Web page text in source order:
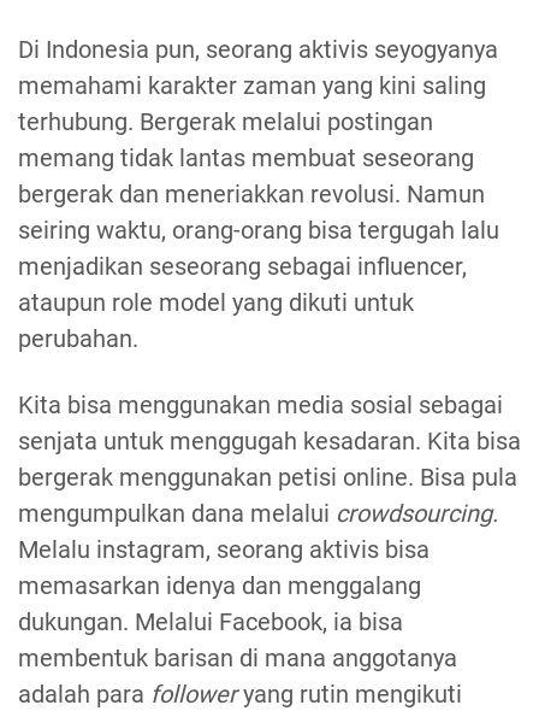
Di Indonesia pun, seorang aktivis seyogyanya
memahami karakter zaman yang kini saling
terhubung. Bergerak melalui postingan
memang tidak lantas membuat seseorang
bergerak dan meneriakkan revolusi. Namun
seiring waktu, orang-orang bisa tergugah lalu
menjadikan seseorang sebagai influencer,
ataupun role model yang dikuti untuk
perubahan.
Kita bisa menggunakan media sosial sebagai
senjata untuk menggugah kesadaran. Kita bisa
bergerak menggunakan petisi online. Bisa pula
mengumpulkan dana melalui crowdsourcing.
Melalu instagram, seorang aktivis bisa
memasarkan idenya dan menggalang
dukungan. Melalui Facebook, ia bisa
membentuk barisan di mana anggotanya
adalah para followeryang rutin mengikuti